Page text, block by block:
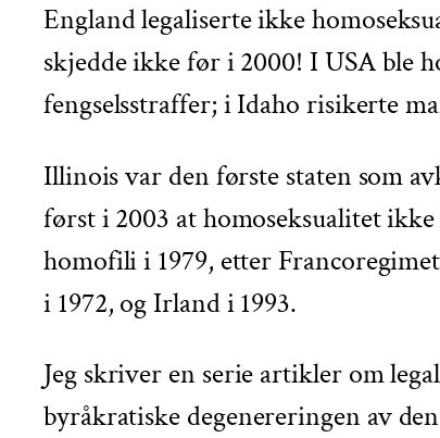
England legaliserte ikke
skjedde ikke før i 2000! I USA ble
fengselsstraffer; i Idaho risikerte
Illinois var den første staten som
først i 2003 at homoseksualitet
homofili i 1979, etter
i 1972, og Irland i 1993.
Jeg skriver en serie artikler om
byråkratiske degenereringen av